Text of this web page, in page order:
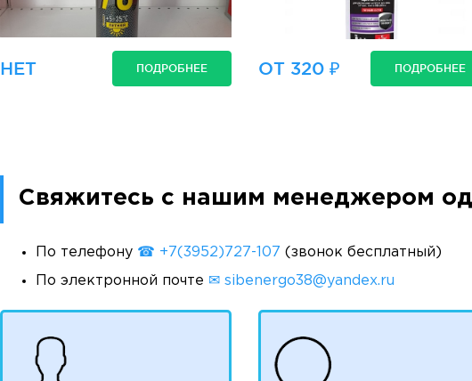
НЕТ ПОДРОБНЕЕ ОТ 320 ₽ ПОДРОБНЕЕ
Свяжитесь с нашим менеджером
По телефону ☎ +7(3952)727-107 (звонок бесплатный)
По электронной почте ✉ sibenergo38@yandex.ru